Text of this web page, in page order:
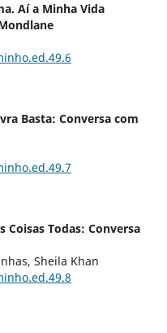
Aí a Minha Vida
Basta: Conversa com
Coisas Todas: Conversa
Sheila Khan